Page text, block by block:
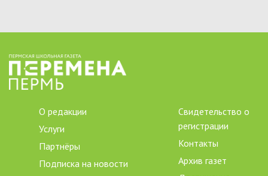
О редакции
Услуги
Партнёры
Подписка на новости
Свидетельство о
регистрации
Контакты
Архив газет